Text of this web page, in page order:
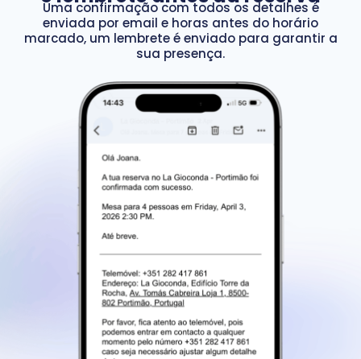
Uma confirmação com todos os detalhes é
enviada por email e horas antes do horário
marcado, um lembrete é enviado para garantir a
sua presença.